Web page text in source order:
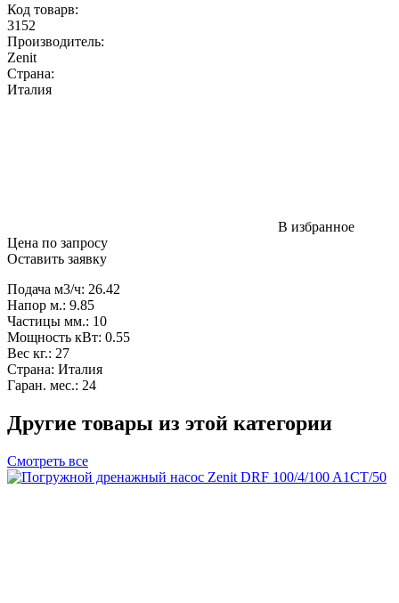
Код товарв:
3152
Производитель:
Zenit
Страна:
Италия
В избранное
Цена по запросу
Оставить заявку
Подача м3/ч: 26.42
Напор м.: 9.85
Частицы мм.: 10
Мощность кВт: 0.55
Вес кг.: 27
Страна: Италия
Гаран. мес.: 24
Другие товары из этой категории
Смотреть все